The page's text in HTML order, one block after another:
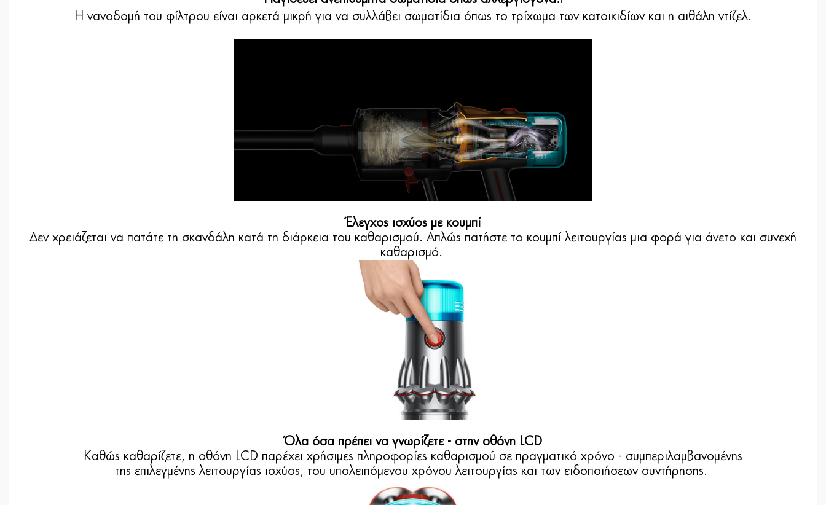
Η νανοδομή του φίλτρου είναι αρκετά μικρή για να συλλάβει σωματίδια όπως το τρίχωμα των κατοικιδίων και η αιθάλη ντίζελ.
Έλεγχος ισχύος με κουμπί
Δεν χρειάζεται να πατάτε τη σκανδάλη κατά τη διάρκεια του καθαρισμού. Απλώς πατήστε το κουμπί λειτουργίας μια φορά για άνετο και συνεχή
καθαρισμό.
Όλα όσα πρέπει να γνωρίζετε - στην οθόνη LCD
Καθώς καθαρίζετε, η οθόνη LCD παρέχει χρήσιμες πληροφορίες καθαρισμού σε πραγματικό χρόνο - συμπεριλαμβανομένης
της επιλεγμένης λειτουργίας ισχύος, του υπολειπόμενου χρόνου λειτουργίας και των ειδοποιήσεων συντήρησης.